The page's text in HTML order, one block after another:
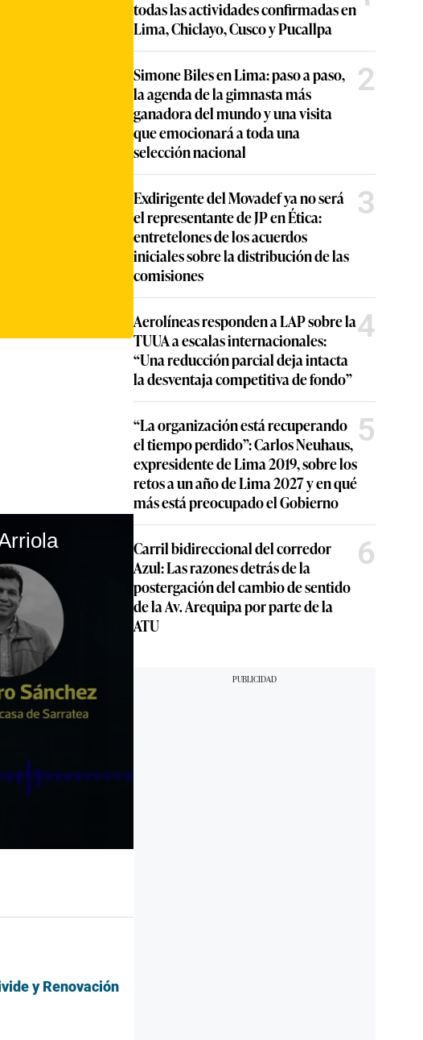
y Renovación
todas las actividades confirmadas en
Lima, Chiclayo, Cusco y Pucallpa
Simone Biles en Lima: paso a paso,
la agenda de la gimnasta más
ganadora del mundo y una visita
que emocionará a toda una
selección nacional
2
Exdirigente del Movadef ya no será
el representante de JP en Ética:
entretelones de los acuerdos
iniciales sobre la distribución de las
comisiones
3
Aerolíneas responden a LAP sobre la
TUUA a escalas internacionales:
“Una reducción parcial deja intacta
la desventaja competitiva de fondo”
4
“La organización está recuperando
el tiempo perdido”: Carlos Neuhaus,
expresidente de Lima 2019, sobre los
retos a un año de Lima 2027 y en qué
más está preocupado el Gobierno
5
Carril bidireccional del corredor
Azul: Las razones detrás de la
postergación del cambio de sentido
de la Av. Arequipa por parte de la
ATU
6